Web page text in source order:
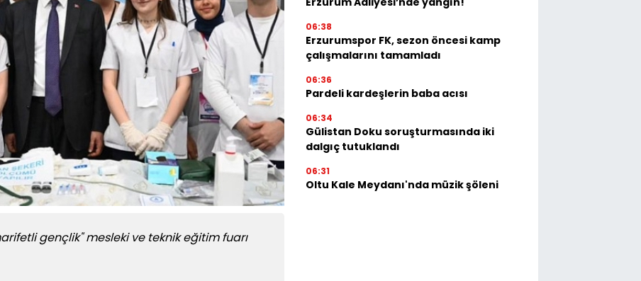
gençlik" mesleki ve teknik eğitim fuarı
06:38
Erzurumspor FK, sezon öncesi kamp
çalışmalarını tamamladı
06:36
Pardeli kardeşlerin baba acısı
06:34
Gülistan Doku soruşturmasında iki
dalgıç tutuklandı
06:31
Oltu Kale Meydanı'nda müzik şöleni